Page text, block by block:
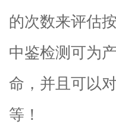
的次数来评估
中鉴检测 可为
命， 并且可以
等！